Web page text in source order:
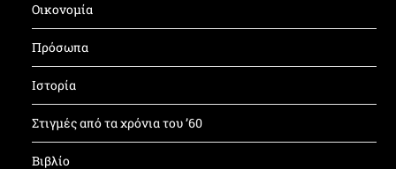
Οικονομία
Πρόσωπα
Ιστορία
Στιγμές από τα χρόνια του ’60
Βιβλίο